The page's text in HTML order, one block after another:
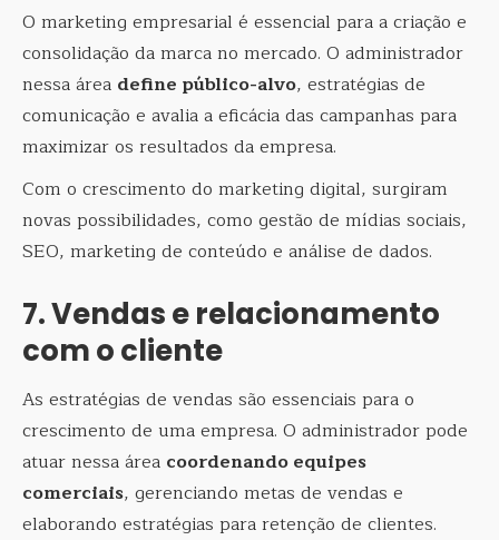
O marketing empresarial é essencial para a criação e
consolidação da marca no mercado. O administrador
nessa área define público-alvo, estratégias de
comunicação e avalia a eficácia das campanhas para
maximizar os resultados da empresa.
Com o crescimento do marketing digital, surgiram
novas possibilidades, como gestão de mídias sociais,
SEO, marketing de conteúdo e análise de dados.
7. Vendas e relacionamento
com o cliente
As estratégias de vendas são essenciais para o
crescimento de uma empresa. O administrador pode
atuar nessa área coordenando equipes
comerciais, gerenciando metas de vendas e
elaborando estratégias para retenção de clientes.